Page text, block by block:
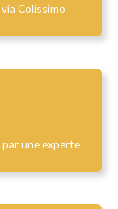
Colissimo
une experte